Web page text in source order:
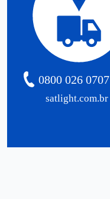
satlight.com.br
0800 026 0707